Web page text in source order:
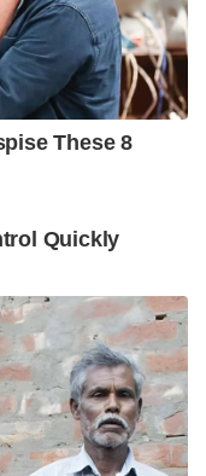
These 8
Quickly